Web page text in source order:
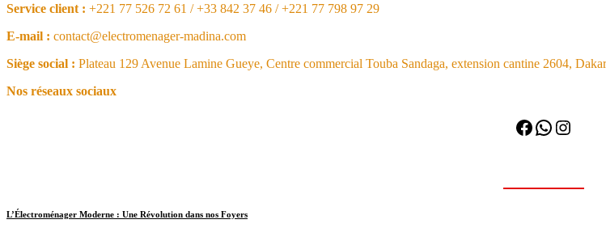
Service client : +221 77 526 72 61 / +33 842 37 46 / +221 77 798 97 29
E-mail : contact@electromenager-madina.com
Siège social : Plateau 129 Avenue Lamine Gueye, Centre commercial Touba Sandaga, extension cantine 2604,
Nos réseaux sociaux
Facebook
WhatsApp
L’Électroménager Moderne : Une Révolution dans nos Foyers